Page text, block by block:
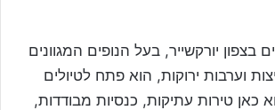
יורקשייר, בעל הנופים המגוונים
וערבות ירוקות, הוא פתח לטיולים
כאן טירות עתיקות, כנסיות מבודדות,